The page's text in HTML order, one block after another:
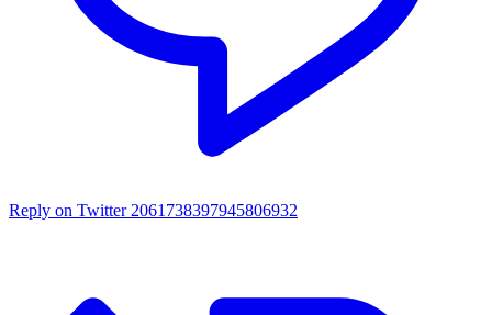
Reply on Twitter 2061738397945806932